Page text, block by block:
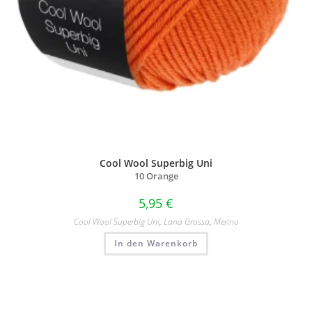
Cool Wool Superbig Uni
10 Orange
5,95 €
Cool Wool Superbig Uni, Lana Grossa, Merino
In den Warenkorb